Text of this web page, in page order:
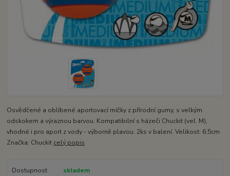
Osvědčené a oblíbené aportovací míčky z přírodní gumy, s velkým
odskokem a výraznou barvou. Kompatibilní s házeči Chuckit (vel. M),
vhodné i pro aport z vody - výborně plavou. 2ks v balení. Velikost: 6,5cm
Značka: Chuckit celý popis
Dostupnost skladem